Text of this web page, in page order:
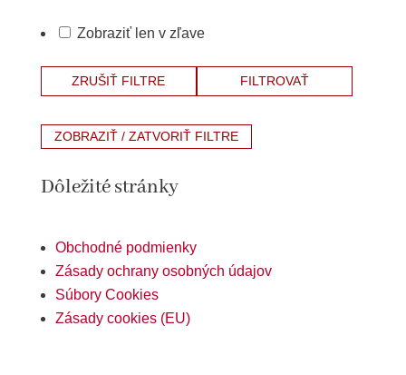
Zobraziť len v zľave
ZRUŠIŤ FILTRE FILTROVAŤ
ZOBRAZIŤ / ZATVORIŤ FILTRE
Dôležité stránky
Obchodné podmienky
Zásady ochrany osobných údajov
Súbory Cookies
Zásady cookies (EU)